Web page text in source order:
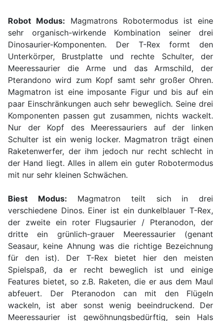
Robot Modus: Magmatrons Robotermodus ist eine
sehr organisch-wirkende Kombination seiner drei
Dinosaurier-Komponenten. Der T-Rex formt den
Unterkörper, Brustplatte und rechte Schulter, der
Meeressaurier die Arme und das Armschild, der
Pterandono wird zum Kopf samt sehr großer Ohren.
Magmatron ist eine imposante Figur und bis auf ein
paar Einschränkungen auch sehr beweglich. Seine drei
Komponenten passen gut zusammen, nichts wackelt.
Nur der Kopf des Meeressauriers auf der linken
Schulter ist ein wenig locker. Magmatron trägt einen
Raketenwerfer, der ihm jedoch nur recht schlecht in
der Hand liegt. Alles in allem ein guter Robotermodus
mit nur sehr kleinen Schwächen.
Biest Modus: Magmatron teilt sich in drei
verschiedene Dinos. Einer ist ein dunkelblauer T-Rex,
der zweite ein roter Flugsaurier / Pteranodon, der
dritte ein grünlich-grauer Meeressaurier (genant
Seasaur, keine Ahnung was die richtige Bezeichnung
für den ist). Der T-Rex bietet hier den meisten
Spielspaß, da er recht beweglich ist und einige
Features bietet, so z.B. Raketen, die er aus dem Maul
abfeuert. Der Pteranodon can mit den Flügeln
wackeln, ist aber sonst wenig beeindruckend. Der
Meeressaurier ist gewöhnungsbedürftig, sein Hals